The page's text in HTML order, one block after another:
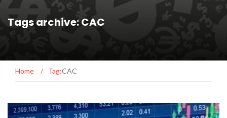
Tags archive: CAC
Home / Tag:CAC